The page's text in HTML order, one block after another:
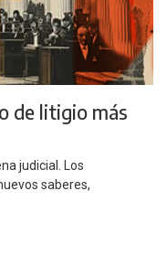
de litigio más
judicial. Los
saberes,